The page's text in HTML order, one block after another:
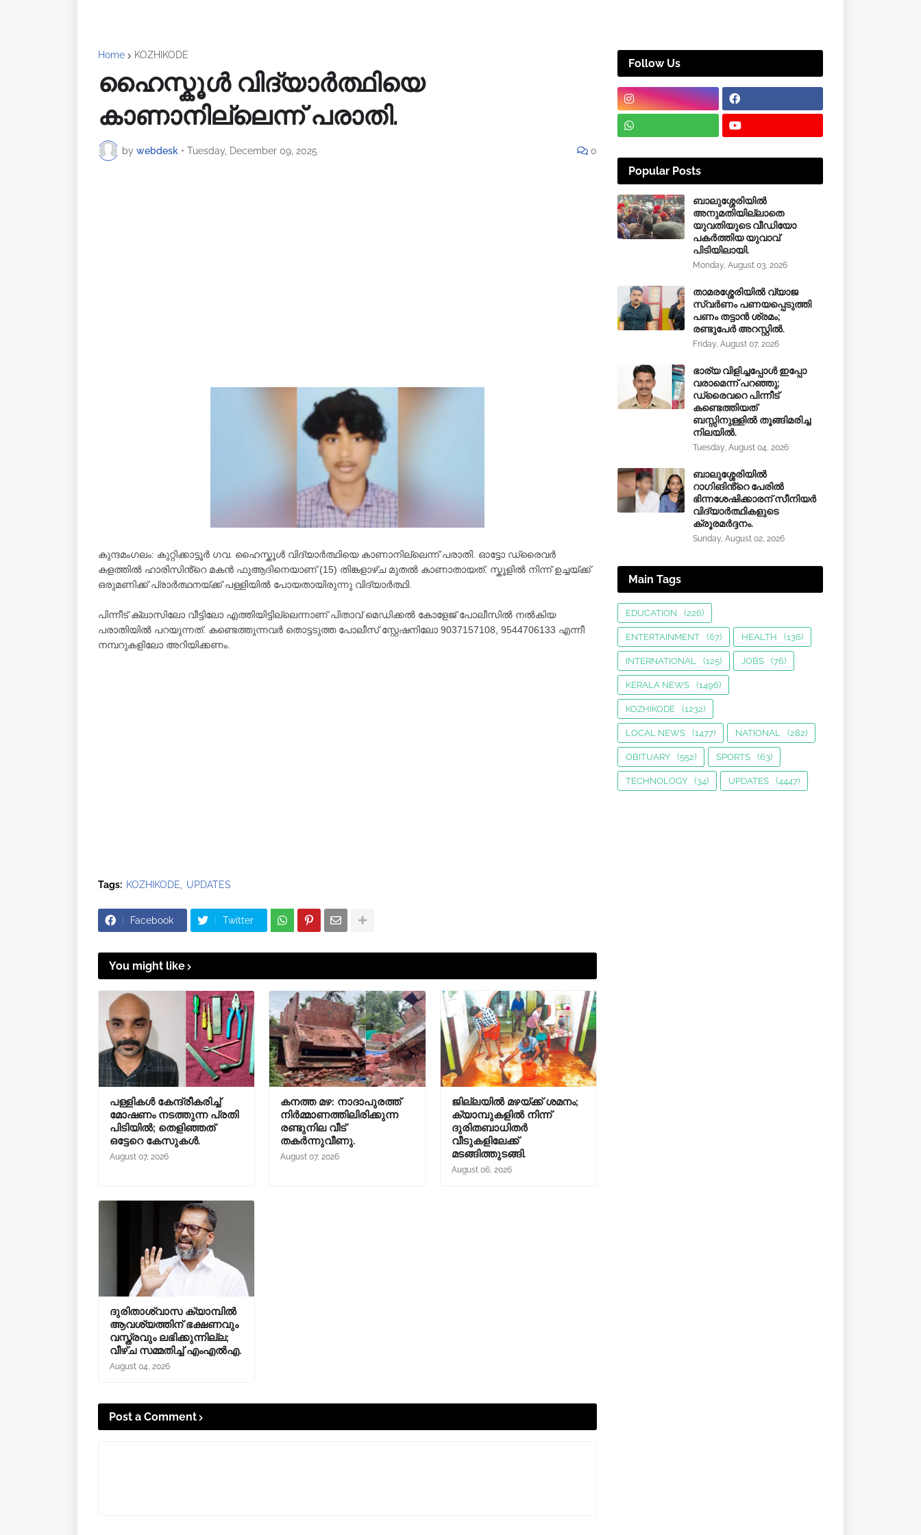
Home KOZHIKODE
ഹൈസ്കൂൾ വിദ്യാർത്ഥിയെ
കാണാനില്ലെന്ന് പരാതി.
by webdesk • Tuesday, December 09, 2025 0
കുന്ദമംഗലം: കുറ്റിക്കാട്ടൂർ ഗവ. ഹൈസ്കൂൾ വിദ്യാർത്ഥിയെ കാണാനില്ലെന്ന്​ പരാതി. ഓട്ടോ ഡ്രൈവർ
കളത്തിൽ ഹാരിസിൻ്റെ മകൻ ഫുആദിനെയാണ്​ (15) തിങ്കളാഴ്ച മുതൽ കാണാതായത്​. സ്കൂളിൽ നിന്ന്​ ഉച്ചയ്ക്ക്​
ഒരുമണിക്ക്​ പ്രാർത്ഥനയ്ക്ക് പള്ളിയിൽ പോയതായിരുന്നു വിദ്യാർത്ഥി.
പിന്നീട്​ ക്ലാസിലോ വീട്ടിലോ എത്തിയിട്ടില്ലെന്നാണ്​ പിതാവ്​ മെഡിക്കൽ കോളേജ്​ പോലീസിൽ നൽകിയ
പരാതിയിൽ പറയുന്നത്. കണ്ടെത്തുന്നവർ തൊട്ടടുത്ത പോലീസ്​ സ്റ്റേഷനിലോ 9037157108, 9544706133 എന്നീ
നമ്പറുകളിലോ അറിയിക്കണം.
Tags: KOZHIKODE UPDATES
Facebook Twitter
You might like
പള്ളികൾ കേന്ദ്രീകരിച്ച്
മോഷണം നടത്തുന്ന പ്രതി
പിടിയിൽ; തെളിഞ്ഞത്
ഒട്ടേറെ കേസുകൾ.
August 07, 2026
കനത്ത മഴ: നാദാപുരത്ത്
നിർമ്മാണത്തിലിരിക്കുന്ന
രണ്ടുനില വീട്
തകർന്നുവീണു.
August 07, 2026
ജില്ലയിൽ മഴയ്ക്ക് ശമനം;
ക്യാമ്പുകളിൽ നിന്ന്
ദുരിതബാധിതർ
വീടുകളിലേക്ക്
മടങ്ങിത്തുടങ്ങി.
August 06, 2026
ദുരിതാശ്വാസ ക്യാമ്പിൽ
ആവശ്യത്തിന് ഭക്ഷണവും
വസ്ത്രവും ലഭിക്കുന്നില്ല;
വീഴ്ച സമ്മതിച്ച് എംഎൽഎ.
August 04, 2026
Post a Comment
Follow Us
Popular Posts
ബാലുശ്ശേരിയിൽ
അനുമതിയില്ലാതെ
യുവതിയുടെ വീഡിയോ
പകർത്തിയ യുവാവ്
പിടിയിലായി.
Monday, August 03, 2026
താമരശ്ശേരിയിൽ വ്യാജ
സ്വർണം പണയപ്പെടുത്തി
പണം തട്ടാൻ ശ്രമം;
രണ്ടുപേർ അറസ്റ്റിൽ.
Friday, August 07, 2026
ഭാര്യ വിളിച്ചപ്പോള്‍ ഇപ്പോ
വരാമെന്ന് പറഞ്ഞു;
ഡ്രൈവറെ പിന്നീട്
കണ്ടെത്തിയത്
ബസ്സിനുള്ളില്‍ തൂങ്ങിമരിച്ച
നിലയിൽ.
Tuesday, August 04, 2026
ബാലുശ്ശേരിയിൽ
റാഗിങിൻ്റെ പേരിൽ
ഭിന്നശേഷിക്കാരന് സീനിയർ
വിദ്യാർത്ഥികളുടെ
ക്രൂരമര്‍ദ്ദനം.
Sunday, August 02, 2026
Main Tags
EDUCATION (226)
ENTERTAINMENT (67) HEALTH (136)
INTERNATIONAL (125) JOBS (76)
KERALA NEWS (1496)
KOZHIKODE (1232)
LOCAL NEWS (1477) NATIONAL (282)
OBITUARY (552) SPORTS (63)
TECHNOLOGY (34) UPDATES (4447)